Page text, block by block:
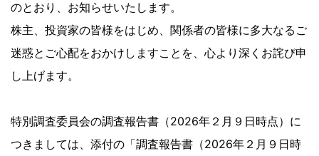
のとおり、お知らせいたします。
株主、投資家の皆様をはじめ、関係者の皆様に多大なるご
迷惑とご心配をおかけしますことを、心より深くお詫び申
し上げます。
特別調査委員会の調査報告書（2026年２月９日時点）に
つきましては、添付の「調査報告書（2026年２月９日時